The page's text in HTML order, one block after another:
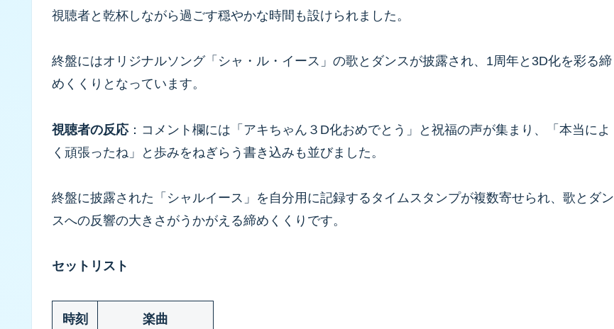
視聴者と乾杯しながら過ごす穏やかな時間も設けられました。
終盤にはオリジナルソング「シャ・ル・イース」の歌とダンスが披露され、1周年と3D化を彩る締
めくくりとなっています。
視聴者の反応：コメント欄には「アキちゃん３D化おめでとう」と祝福の声が集まり、「本当によ
く頑張ったね」と歩みをねぎらう書き込みも並びました。
終盤に披露された「シャルイース」を自分用に記録するタイムスタンプが複数寄せられ、歌とダン
スへの反響の大きさがうかがえる締めくくりです。
セットリスト
時刻 楽曲